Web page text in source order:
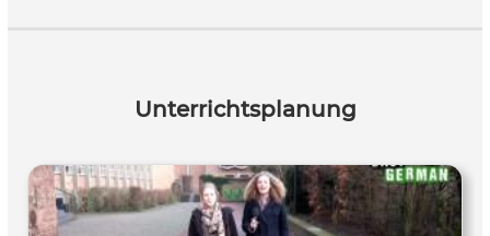
Unterrichtsplanung